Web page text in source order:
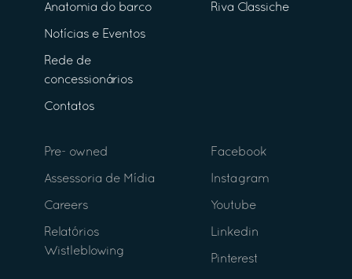
Anatomia do barco
Notícias e Eventos
Rede de
concessionários
Contatos
Riva Classiche
Pre- owned
Assessoria de Mídia
Careers
Relatórios
Wistleblowing
Facebook
Instagram
Youtube
Linkedin
Pinterest